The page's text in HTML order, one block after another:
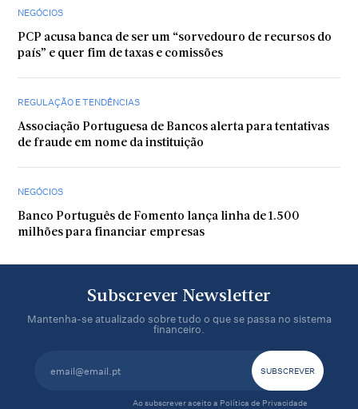
NEGÓCIOS
PCP acusa banca de ser um “sorvedouro de recursos do
país” e quer fim de taxas e comissões
REGULAÇÃO E TENDÊNCIAS
Associação Portuguesa de Bancos alerta para tentativas
de fraude em nome da instituição
NEGÓCIOS
Banco Português de Fomento lança linha de 1.500
milhões para financiar empresas
Subscrever Newsletter
Mantenha-se atualizado sobre tudo o que se passa no sistema
financeiro.
Ao subscrever aceito a Política de Privacidade